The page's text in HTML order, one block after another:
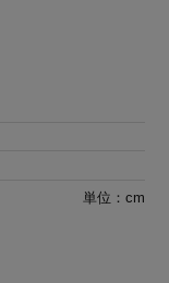
単位：cm